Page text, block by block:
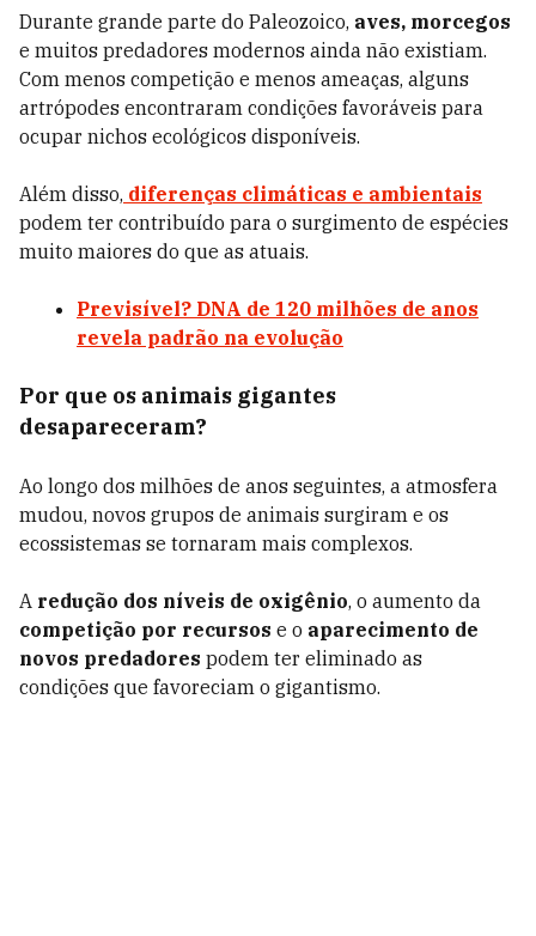
Durante grande parte do Paleozoico, aves, morcegos
e muitos predadores modernos ainda não existiam.
Com menos competição e menos ameaças, alguns
artrópodes encontraram condições favoráveis para
ocupar nichos ecológicos disponíveis.
Além disso, diferenças climáticas e ambientais
podem ter contribuído para o surgimento de espécies
muito maiores do que as atuais.
Previsível? DNA de 120 milhões de anos
revela padrão na evolução
Por que os animais gigantes
desapareceram?
Ao longo dos milhões de anos seguintes, a atmosfera
mudou, novos grupos de animais surgiram e os
ecossistemas se tornaram mais complexos.
A redução dos níveis de oxigênio, o aumento da
competição por recursos e o aparecimento de
novos predadores podem ter eliminado as
condições que favoreciam o gigantismo.